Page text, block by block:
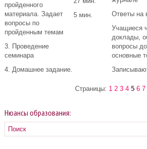
пройденного
материала. Задает
вопросы по
пройденным темам
3. Проведение
семинара
4. Домашнее задание.
5 мин.
Ответы на
Учащиеся
доклады,
вопросы
основные
Страницы: 1 2 3 4 5 6 7
Нюансы образования: